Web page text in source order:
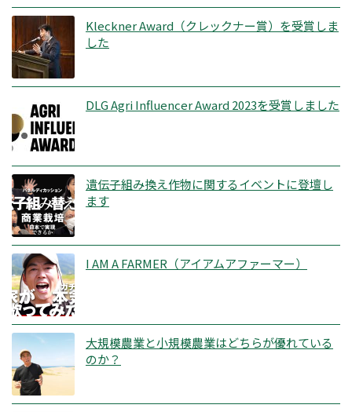
Kleckner Award（クレックナー賞）を受賞しま
した
DLG Agri Influencer Award 2023を受賞しました
遺伝子組み換え作物に関するイベントに登壇し
ます
I AM A FARMER（アイアムアファーマー）
大規模農業と小規模農業はどちらが優れている
のか？